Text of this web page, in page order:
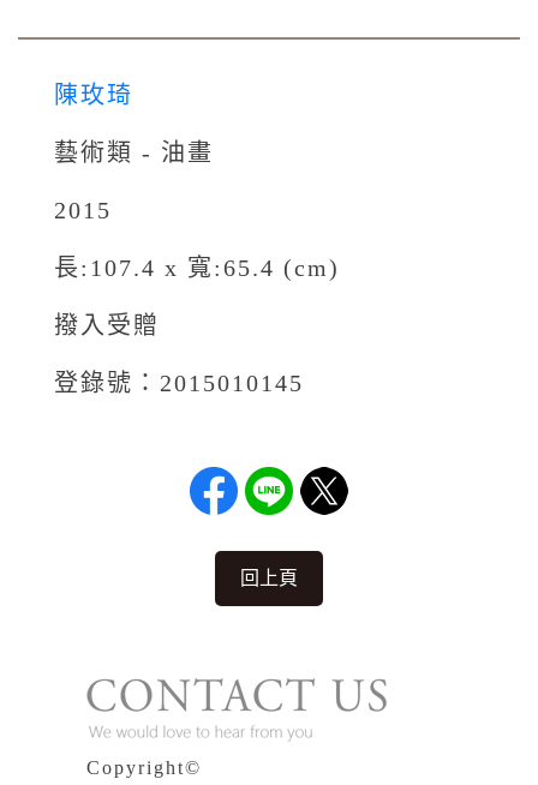
陳玫琦
藝術類 - 油畫
2015
長:107.4 x 寬:65.4 (cm)
撥入受贈
登錄號：2015010145
回上頁
Copyright©